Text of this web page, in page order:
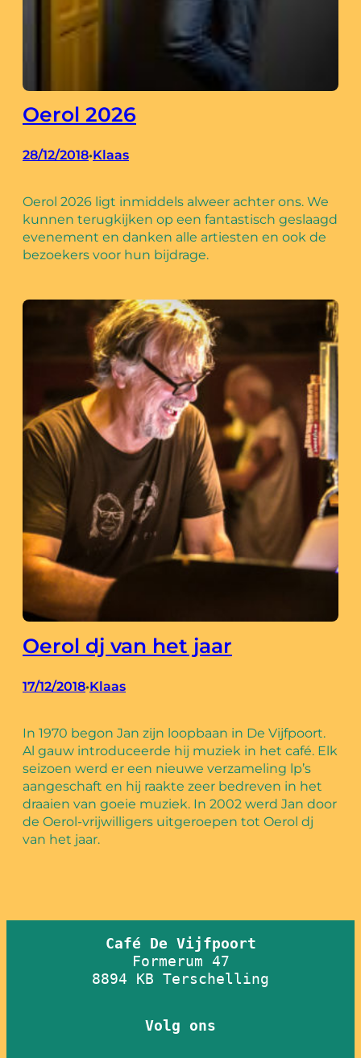
Oerol 2026
28/12/2018•Klaas
Oerol 2026 ligt inmiddels alweer achter ons. We
kunnen terugkijken op een fantastisch geslaagd
evenement en danken alle artiesten en ook de
bezoekers voor hun bijdrage.
Oerol dj van het jaar
17/12/2018•Klaas
In 1970 begon Jan zijn loopbaan in De Vijfpoort.
Al gauw introduceerde hij muziek in het café. Elk
seizoen werd er een nieuwe verzameling lp’s
aangeschaft en hij raakte zeer bedreven in het
draaien van goeie muziek. In 2002 werd Jan door
de Oerol-vrijwilligers uitgeroepen tot Oerol dj
van het jaar.
Café De Vijfpoort
Formerum 47
8894 KB Terschelling
Volg ons